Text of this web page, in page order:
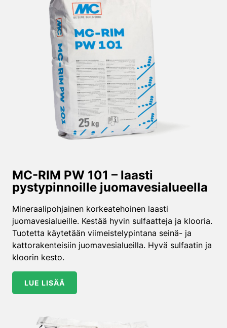
MC-RIM PW 101 – laasti
pystypinnoille juomavesi­alueella
Mineraalipohjainen korkeatehoinen laasti
juomavesialueille. Kestää hyvin sulfaatteja ja klooria.
Tuotetta käytetään viimeistelypintana seinä- ja
kattorakenteisiin juomavesialueilla. Hyvä sulfaatin ja
kloorin kesto.
LUE LISÄÄ